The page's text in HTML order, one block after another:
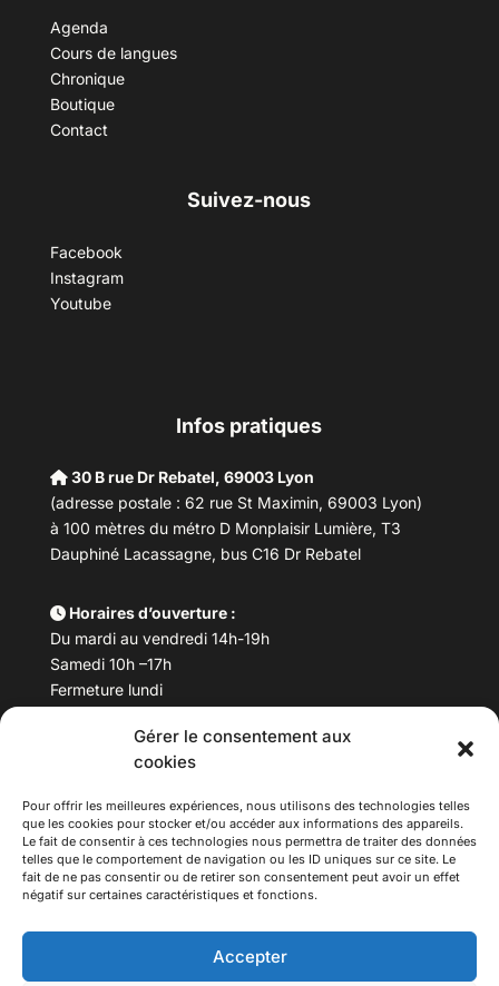
Gérer le consentement aux
cookies
Pour offrir les meilleures expériences, nous utilisons des technologies telles
que les cookies pour stocker et/ou accéder aux informations des appareils.
Le fait de consentir à ces technologies nous permettra de traiter des données
telles que le comportement de navigation ou les ID uniques sur ce site. Le
fait de ne pas consentir ou de retirer son consentement peut avoir un effet
négatif sur certaines caractéristiques et fonctions.
Accepter
Agenda
Cours de langues
Chronique
Boutique
Contact
Suivez-nous
Facebook
Instagram
Youtube
Infos pratiques
30 B rue Dr Rebatel, 69003 Lyon
(adresse postale : 62 rue St Maximin, 69003 Lyon)
à 100 mètres du métro D Monplaisir Lumière, T3
Dauphiné Lacassagne, bus C16 Dr Rebatel
Horaires d’ouverture :
Du mardi au vendredi 14h-19h
Samedi 10h –17h
Fermeture lundi
Téléphone : 04 78 53 06 40
maisondesculturesasiatiques@asiexpo.com